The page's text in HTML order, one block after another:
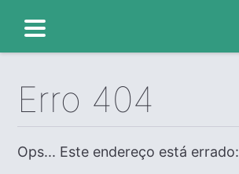
Erro 404
Ops... Este endereço está errado: